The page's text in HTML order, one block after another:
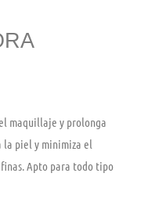
maquillaje y prolonga
la piel y minimiza el
Apto para todo tipo